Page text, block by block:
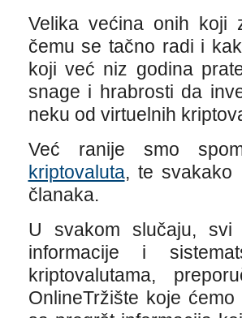
Velika većina onih koji
čemu se tačno radi i
koji već niz godina
snage i hrabrosti da
neku od virtuelnih
Već ranije smo
kriptovaluta, te svakako
članaka.
U svakom slučaju,
informacije i
kriptovalutama,
OnlineTržište koje